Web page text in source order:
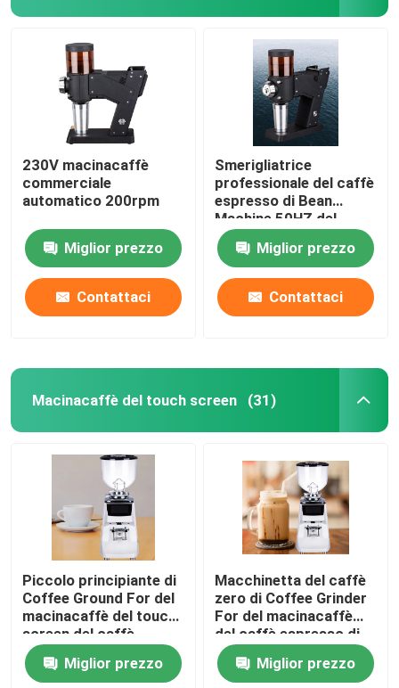
230V macinacaffè
commerciale
automatico 200rpm
Miglior prezzo
Contattaci
Smerigliatrice
professionale del caffè
espresso di Bean
Machine 50HZ del
caffè espresso
dell'OEMMiglior prezzo
Contattaci
Macinacaffè del touch screen (31)
Piccolo principiante di
Coffee Ground For del
macinacaffè del touch
screen del caffè
espresso del livello di
entrataMiglior prezzo
Macchinetta del caffè
zero di Coffee Grinder
For del macinacaffè
del caffè espresso di
conservazione
Miglior prezzo